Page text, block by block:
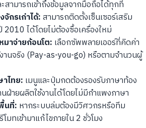
สามารถเข้าถึงข้อมูลจากมือถือได้ทุกที่
กรเก่าได้:สามารถติดตั้งเซ็นเซอร์เสริม
2010 ได้โดยไม่ต้องซื้อเครื่องใหม่
มาจ่ายก้อนโต: เลือกซัพพลายเออร์ที่คิดค่า
านจริง (Pay-as-you-go) หรือตามจำนวนผู้
าไทย: เมนูและปุ่มกดต้องรองรับภาษาท้อง
ฝ่ายผลิตใช้งานได้โดยไม่มีกำแพงภาษา
นที่: หากระบบล่มต้องมีวิศวกรหรือทีม
ทเข้ามาแก้ไขภายใน 2 ชั่วโมง